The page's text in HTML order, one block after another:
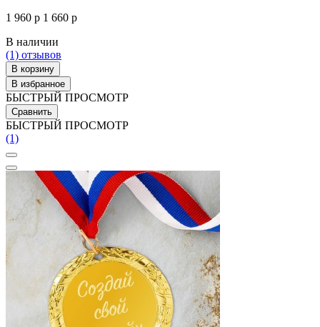
1 960 р 1 660 р
В наличии
(1) отзывов
В корзину
В избранное
БЫСТРЫЙ ПРОСМОТР
Сравнить
БЫСТРЫЙ ПРОСМОТР
(1)